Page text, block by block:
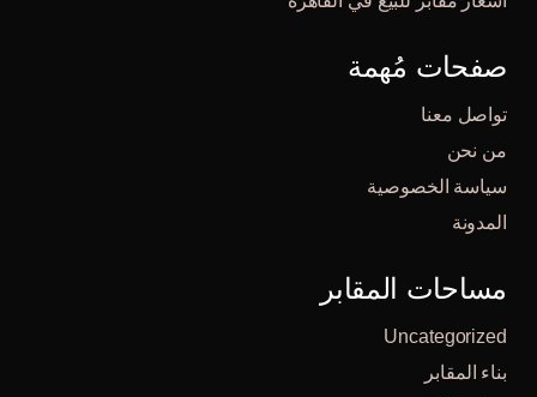
صفحات مُهمة
تواصل معنا
من نحن
سياسة الخصوصية
المدونة
مساحات المقابر
Uncategorized
بناء المقابر